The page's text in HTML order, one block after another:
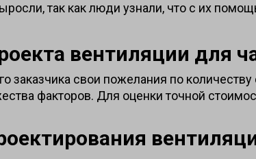
так как люди узнали, что с их
вентиляции для
свои пожелания по количеству
факторов. Для оценки точной